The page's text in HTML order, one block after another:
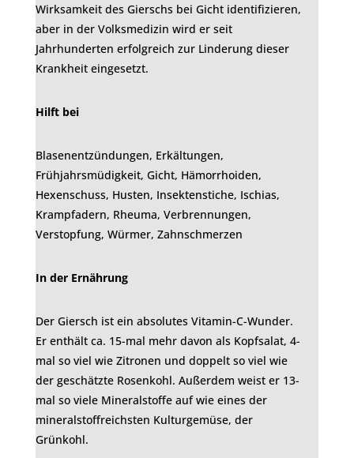
Wirksamkeit des Gierschs bei Gicht identifizieren,
aber in der Volksmedizin wird er seit
Jahrhunderten erfolgreich zur Linderung dieser
Krankheit eingesetzt.
Hilft bei
Blasenentzündungen, Erkältungen,
Frühjahrsmüdigkeit, Gicht, Hämorrhoiden,
Hexenschuss, Husten, Insektenstiche, Ischias,
Krampfadern, Rheuma, Verbrennungen,
Verstopfung, Würmer, Zahnschmerzen
In der Ernährung
Der Giersch ist ein absolutes Vitamin-C-Wunder.
Er enthält ca. 15-mal mehr davon als Kopfsalat, 4-
mal so viel wie Zitronen und doppelt so viel wie
der geschätzte Rosenkohl. Außerdem weist er 13-
mal so viele Mineralstoffe auf wie eines der
mineralstoffreichsten Kulturgemüse, der
Grünkohl.